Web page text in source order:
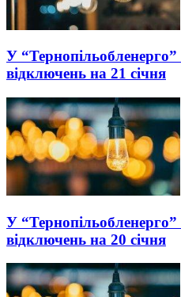
У
відключень на 21 січня
У
відключень на 20 січня